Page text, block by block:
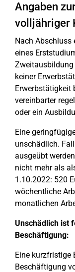
Angaben
volljähriger
Nach Abschluss
eines
Zweitausbildung
keiner
Erwerbstätigkeit
vereinbarter
oder ein
Eine
unschädlich.
ausgeübt
nicht mehr als
1.10.2022: 520
wöchentliche
monatlichen
Unschädlich ist
Beschäftigung:
Eine kurzfristige
Beschäftigung